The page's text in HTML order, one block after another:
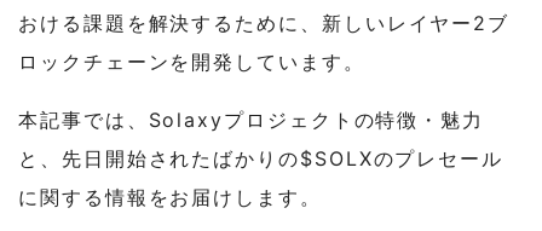
おける課題を解決するために、新しいレイヤー2ブ
ロックチェーンを開発しています。
本記事では、Solaxyプロジェクトの特徴・魅力
と、先日開始されたばかりの$SOLXのプレセール
に関する情報をお届けします。